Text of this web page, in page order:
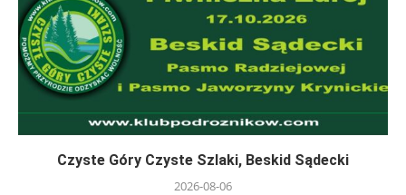
Czyste Góry Czyste Szlaki, Beskid Sądecki
2026-08-06